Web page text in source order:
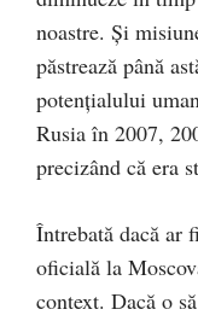
noastre. Şi
păstrează până
potenţialului
Rusia în 2007,
precizând că era
Întrebată dacă ar
oficială la
context. Dacă o